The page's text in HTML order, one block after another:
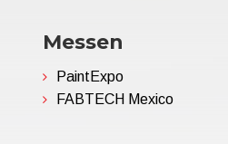
Messen
PaintExpo
FABTECH Mexico